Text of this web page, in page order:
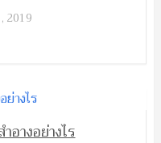
2019
อางอย่างไร